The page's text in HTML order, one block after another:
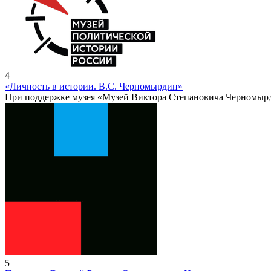
4
«Личность в истории. В.С. Черномырдин»
При поддержке музея «Музей Виктора Степановича
5